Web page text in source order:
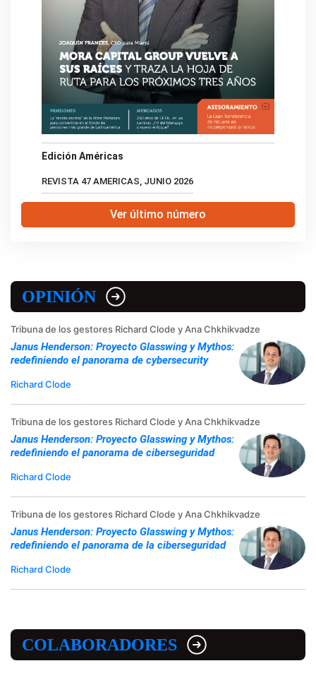
Edición Américas
REVISTA 47 AMERICAS, JUNIO 2026
Ver último número
OPINIÓN
Tribuna de los gestores Richard Clode y Ana Chkhikvadze
Janus Henderson: Proyecto Glasswing y Mythos:
redefiniendo el panorama de cybersecurity
Richard Clode
Tribuna de los gestores Richard Clode y Ana Chkhikvadze
Janus Henderson: Proyecto Glasswing y Mythos:
redefiniendo el panorama de ciberseguridad
Richard Clode
Tribuna de los gestores Richard Clode y Ana Chkhikvadze
Janus Henderson: Proyecto Glasswing y Mythos:
redefiniendo el panorama de la ciberseguridad
Richard Clode
COLABORADORES